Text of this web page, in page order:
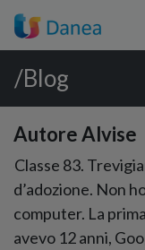
/Blog
Autore Alvise
Classe 83.
d’adozione. Non
computer. La
avevo 12 anni,